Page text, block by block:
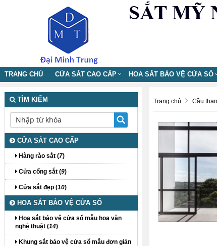
TRANG CHỦ CỬA SẮT CAO CẤP HOA SẮT BẢO VỆ CỬA SỔ
Trang chủ Cầu
TÌM KIẾM
CỬA SẮT CAO CẤP
Hàng rào sắt (7)
Cửa cổng sắt (9)
Cửa sắt đẹp (10)
HOA SẮT BẢO VỆ CỬA SỔ
Hoa sắt bảo vệ cửa sổ mẫu hoa văn
nghệ thuật (14)
Khung sắt bảo vệ cửa sổ mẫu đơn giản